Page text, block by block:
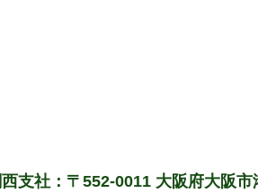
西支社：〒552-0011 大阪府大阪